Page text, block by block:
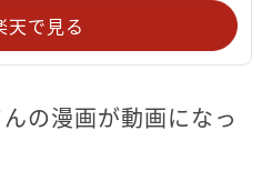
天で見る
の漫画が動画になっ